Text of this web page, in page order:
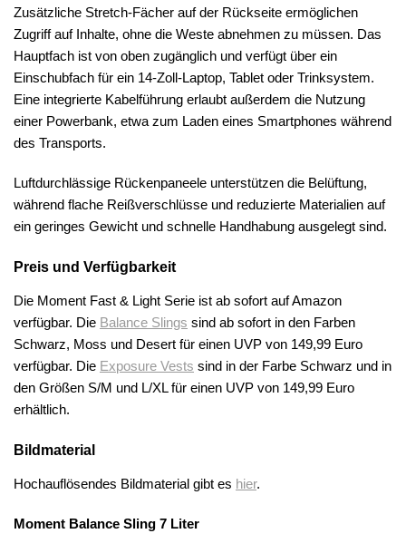
Zusätzliche Stretch-Fächer auf der Rückseite ermöglichen
Zugriff auf Inhalte, ohne die Weste abnehmen zu müssen. Das
Hauptfach ist von oben zugänglich und verfügt über ein
Einschubfach für ein 14-Zoll-Laptop, Tablet oder Trinksystem.
Eine integrierte Kabelführung erlaubt außerdem die Nutzung
einer Powerbank, etwa zum Laden eines Smartphones während
des Transports.
Luftdurchlässige Rückenpaneele unterstützen die Belüftung,
während flache Reißverschlüsse und reduzierte Materialien auf
ein geringes Gewicht und schnelle Handhabung ausgelegt sind.
Preis und Verfügbarkeit
Die Moment Fast & Light Serie ist ab sofort auf Amazon
verfügbar. Die Balance Slings sind ab sofort in den Farben
Schwarz, Moss und Desert für einen UVP von 149,99 Euro
verfügbar. Die Exposure Vests sind in der Farbe Schwarz und in
den Größen S/M und L/XL für einen UVP von 149,99 Euro
erhältlich.
Bildmaterial
Hochauflösendes Bildmaterial gibt es hier.
Moment Balance Sling 7 Liter